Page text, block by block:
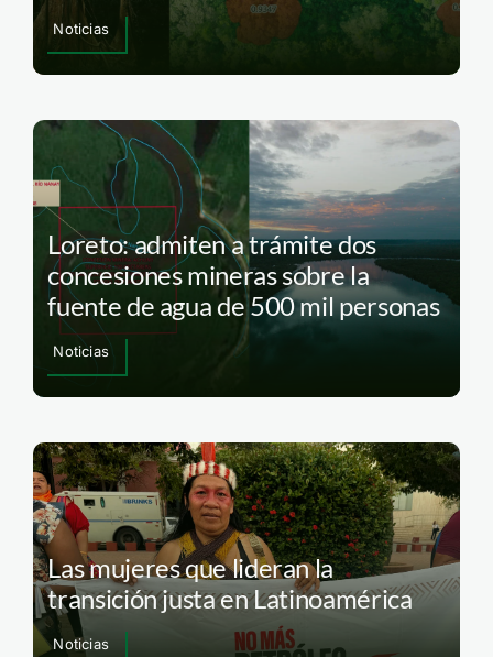
Noticias
Loreto: admiten a trámite dos
concesiones mineras sobre la
fuente de agua de 500 mil personas
Noticias
Las mujeres que lideran la
transición justa en Latinoamérica
Noticias